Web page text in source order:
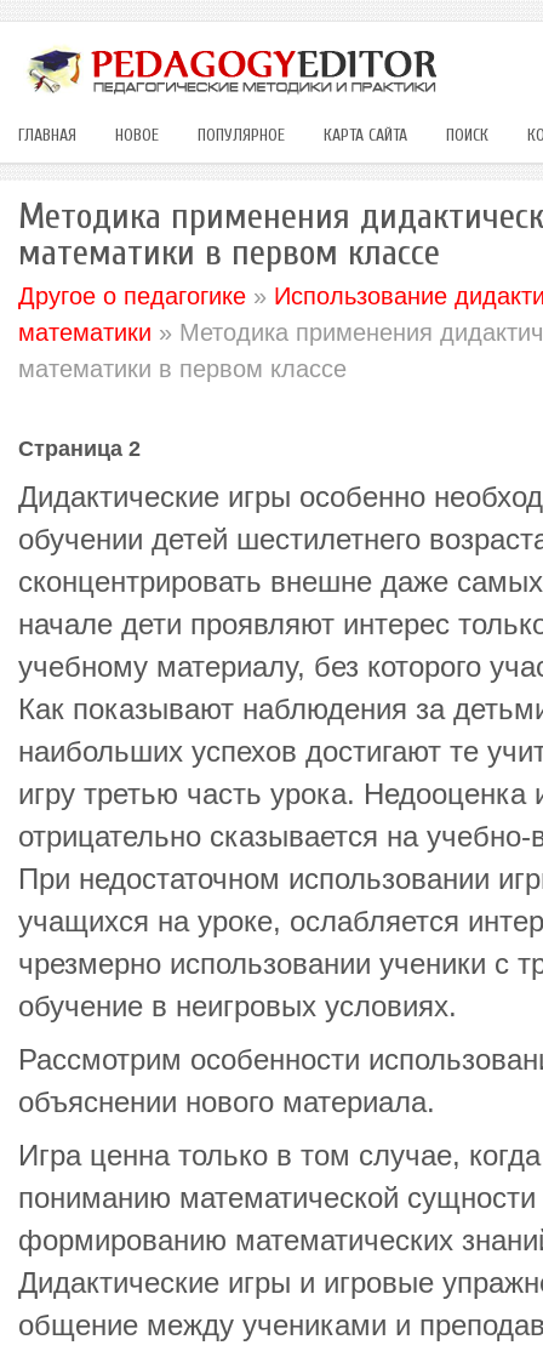
ГЛАВНАЯ НОВОЕ ПОПУЛЯРНОЕ КАРТА САЙТА ПОИСК
Методика применения
математики в первом классе
Другое о педагогике » Использование
математики » Методика применения
математики в первом классе
Страница 2
Дидактические игры особенно
обучении детей шестилетнего
сконцентрировать внешне даже
начале дети проявляют интерес
учебному материалу, без которого
Как показывают наблюдения за
наибольших успехов достигают те
игру третью часть урока. Недооценка
отрицательно сказывается на
При недостаточном использовании
учащихся на уроке, ослабляется
чрезмерно использовании ученики с
обучение в неигровых условиях.
Рассмотрим особенности
объяснении нового материала.
Игра ценна только в том случае,
пониманию математической
формированию математических
Дидактические игры и игровые
общение между учениками и